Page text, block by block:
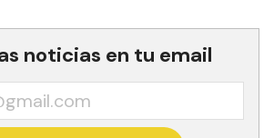
noticias en tu email